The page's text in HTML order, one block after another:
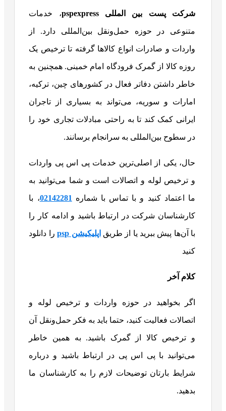
شرکت پست بین‌ المللی pspexpress ، خدمات
متنوعی در حوزه حمل‌ونقل بین‌المللی دارد. از
واردات و صادرات انواع کالاها گرفته تا ترخیص یک
روزه کالا از گمرک فرودگاه امام خمینی. همچنین به
خاطر داشتن دفاتر فعال در کشورهای چین، ترکیه،
امارات و سوریه، می‌تواند به بسیاری از تاجران
ایرانی کمک کند تا به راحتی مبادلات تجاری خود را
در سطوح بین‌المللی به سرانجام برسانند.
حال، یکی از اصلی‌ترین خدمات پی اس پی واردات
و ترخیص لوله و اتصالات است و شما می‌توانید به
ما اعتماد کنید و با تماس با شماره 02142281، با
کارشناسان شرکت در ارتباط باشید و ادامه کار را
با آن‌ها پیش ببرید یا از طریق اپلیکیشن psp را دانلود
کنید
کلام آخر
اگر بخواهید در حوزه واردات و ترخیص لوله و
اتصالات فعالیت کنید، حتما باید به فکر حمل‌ونقل آن
و ترخیص کالا از گمرک باشید. به همین خاطر
می‌توانید با پی اس پی در ارتباط باشید و درباره
شرایط بارتان توضیحات لازم را به کارشناسان ما
بدهید.